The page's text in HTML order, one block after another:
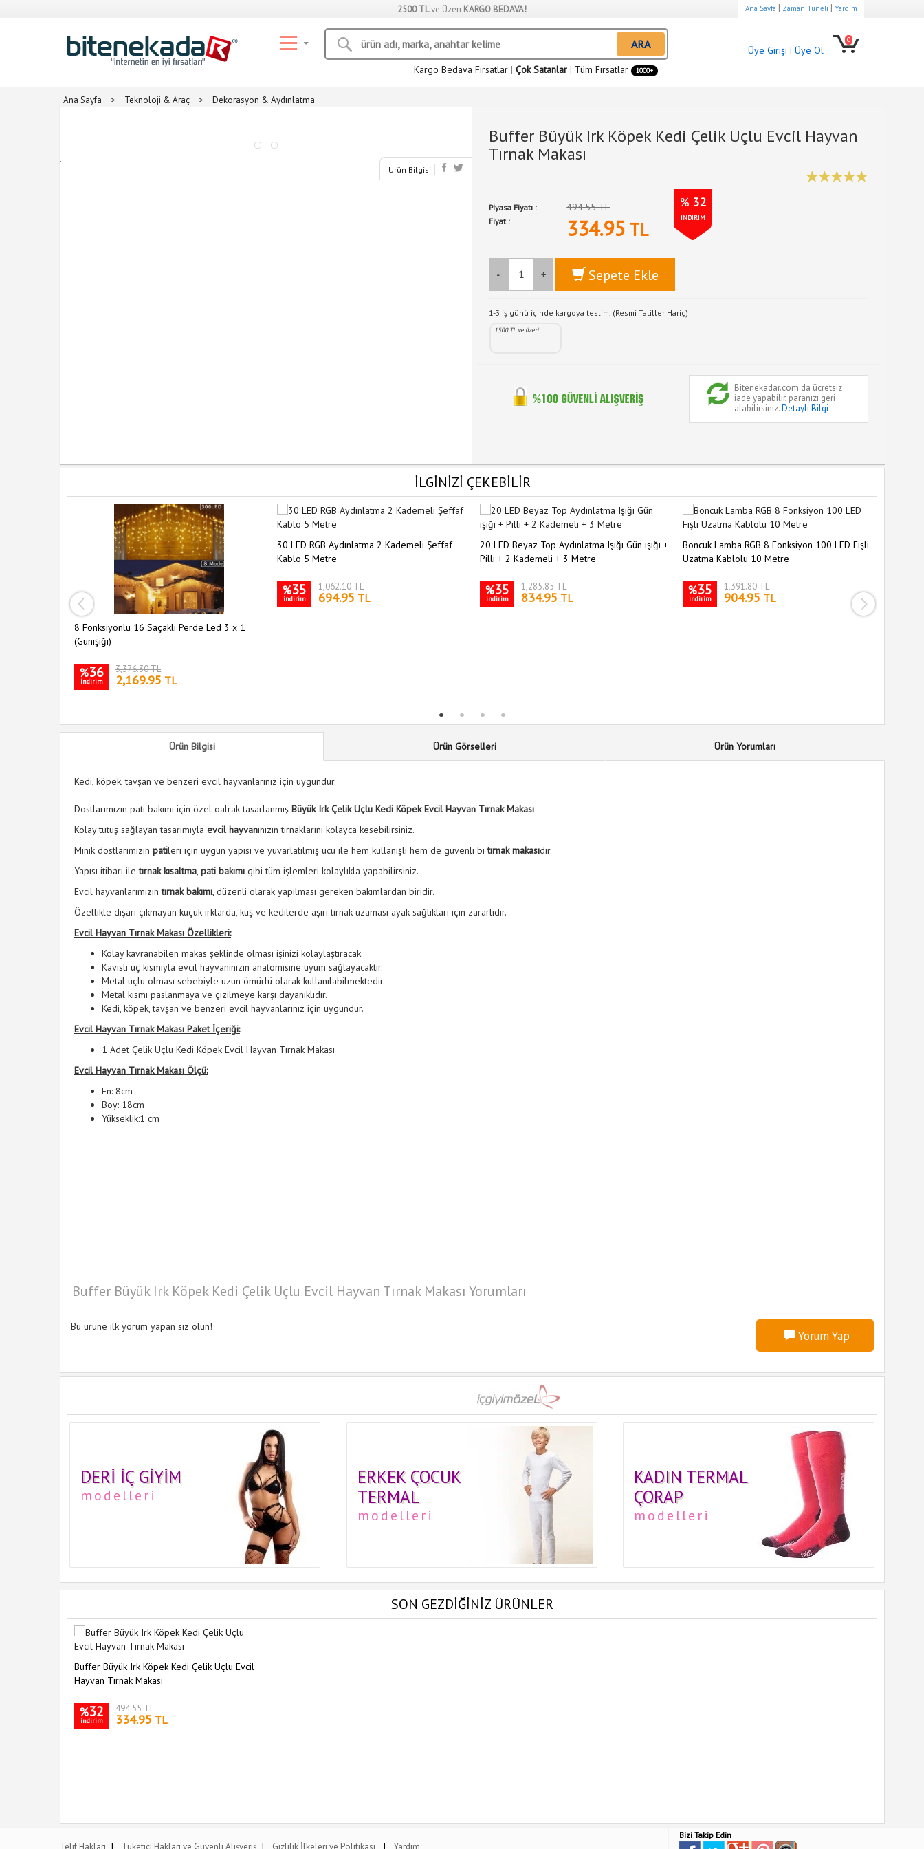
2500 TLve Üzeri KARGO BEDAVA! Ana Sayfa | Zaman Tüneli | Yardım
ARA
Kargo Bedava Fırsatlar | Çok Satanlar | Tüm Fırsatlar 1000+
Üye Girişi | Üye Ol
0
Ana Sayfa > Teknoloji & Araç > Dekorasyon & Aydınlatma
.
Ürün Bilgisi
Buffer Büyük Irk Köpek Kedi Çelik Uçlu Evcil Hayvan
Tırnak Makası
Piyasa Fiyatı : 494.55 TL % 32
İNDİRİM
Fiyat : 334.95 TL
- + Sepete Ekle
1-3 iş günü içinde kargoya teslim. (Resmi Tatiller Hariç)
1500 TL ve üzeri
Bitenekadar.com'da ücretsiz
iade yapabilir, paranızı geri
alabilirsiniz.Detaylı Bilgi
İLGİNİZİ ÇEKEBİLİR
8 Fonksiyonlu 16 Saçaklı Perde Led 3 x 1
(Günışığı)
%36
indirim
3,376.30 TL
2,169.95 TL
30 LED RGB Aydınlatma 2 Kademeli Şeffaf
Kablo 5 Metre
%35
indirim
1,062.10 TL
694.95 TL
20 LED Beyaz Top Aydınlatma Işığı Gün ışığı +
Pilli + 2 Kademeli + 3 Metre
%35
indirim
1,285.85 TL
834.95 TL
Boncuk Lamba RGB 8 Fonksiyon 100 LED Fişli
Uzatma Kablolu 10 Metre
%35
indirim
1,391.80 TL
904.95 TL
Ürün Bilgisi Ürün Görselleri Ürün Yorumları
Kedi, köpek, tavşan ve benzeri evcil hayvanlarınız için uygundur.
Dostlarımızın pati bakımı için özel oalrak tasarlanmış Büyük Irk Çelik Uçlu Kedi Köpek Evcil Hayvan Tırnak Makası
Kolay tutuş sağlayan tasarımıyla evcil hayvanınızın tırnaklarını kolayca kesebilirsiniz.
Minik dostlarımızın patileri için uygun yapısı ve yuvarlatılmış ucu ile hem kullanışlı hem de güvenli bitırnak makasıdır.
Yapısı itibari iletırnak kısaltma, pati bakımı gibi tüm işlemleri kolaylıkla yapabilirsiniz.
Evcil hayvanlarımızıntırnak bakımı, düzenli olarak yapılması gereken bakımlardan biridir.
Özellikle dışarı çıkmayan küçük ırklarda, kuş ve kedilerde aşırı tırnak uzaması ayak sağlıkları için zararlıdır.
Evcil Hayvan Tırnak Makası Özellikleri:
Kolay kavranabilen makas şeklinde olması işinizi kolaylaştıracak.
Kavisli uç kısmıyla evcil hayvanınızın anatomisine uyum sağlayacaktır.
Metal uçlu olması sebebiyle uzun ömürlü olarak kullanılabilmektedir.
Metal kısmı paslanmaya ve çizilmeye karşı dayanıklıdır.
Kedi, köpek, tavşan ve benzeri evcil hayvanlarınız için uygundur.
Evcil Hayvan Tırnak Makası Paket İçeriği:
1 Adet Çelik Uçlu Kedi Köpek Evcil Hayvan Tırnak Makası
Evcil Hayvan Tırnak Makası Ölçü:
En: 8cm
Boy: 18cm
Yükseklik:1 cm
Buffer Büyük Irk Köpek Kedi Çelik Uçlu Evcil Hayvan Tırnak Makası Yorumları
Bu ürüne ilk yorum yapan siz olun!
Yorum Yap
DERI İÇ GIYIM
modelleri
ERKEK ÇOCUK
TERMAL
modelleri
KADIN TERMAL
ÇORAP
modelleri
SON GEZDİĞİNİZ ÜRÜNLER
Buffer Büyük Irk Köpek Kedi Çelik Uçlu Evcil
Hayvan Tırnak Makası
%32
indirim
494.55 TL
334.95 TL
Telif Hakları | Tüketici Hakları ve Güvenli Alışveriş | Gizlilik İlkeleri ve Politikası | Yardım
Bizi Takip Edin